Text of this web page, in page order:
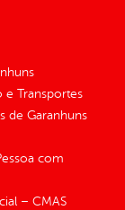
e Transportes
de Garanhuns
com
– CMAS